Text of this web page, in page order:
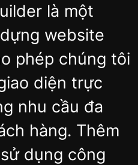
là một
website
phép chúng tôi
diện trực
nhu cầu đa
hàng. Thêm
dụng công